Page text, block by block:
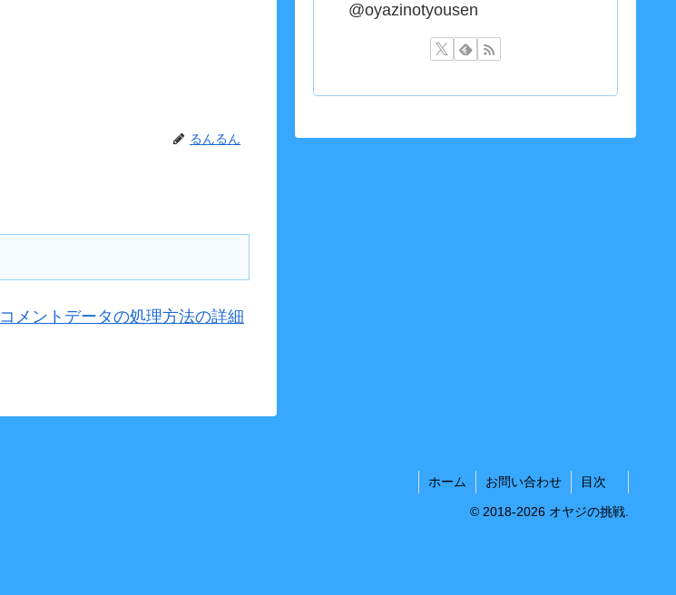
るんるん
コメントデータの処理方法の詳細
@oyazinotyousen
ホーム お問い合わせ 目次
© 2018-2026 オヤジの挑戦.